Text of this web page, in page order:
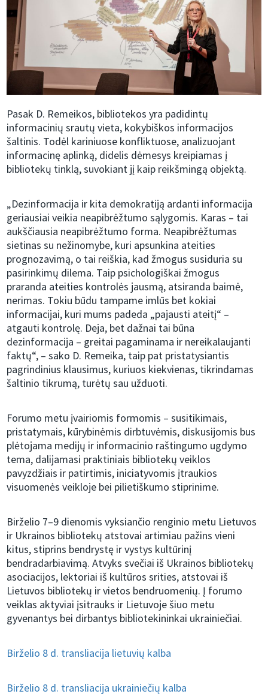
Pasak D. Remeikos, bibliotekos yra padidintų
informacinių srautų vieta, kokybiškos informacijos
šaltinis. Todėl kariniuose konfliktuose, analizuojant
informacinę aplinką, didelis dėmesys kreipiamas į
bibliotekų tinklą, suvokiant jį kaip reikšmingą objektą.
„Dezinformacija ir kita demokratiją ardanti informacija
geriausiai veikia neapibrėžtumo sąlygomis. Karas – tai
aukščiausia neapibrėžtumo forma. Neapibrėžtumas
sietinas su nežinomybe, kuri apsunkina ateities
prognozavimą, o tai reiškia, kad žmogus susiduria su
pasirinkimų dilema. Taip psichologiškai žmogus
praranda ateities kontrolės jausmą, atsiranda baimė,
nerimas. Tokiu būdu tampame imlūs bet kokiai
informacijai, kuri mums padeda „pajausti ateitį“ –
atgauti kontrolę. Deja, bet dažnai tai būna
dezinformacija – greitai pagaminama ir nereikalaujanti
faktų“, – sako D. Remeika, taip pat pristatysiantis
pagrindinius klausimus, kuriuos kiekvienas, tikrindamas
šaltinio tikrumą, turėtų sau užduoti.
Forumo metu įvairiomis formomis – susitikimais,
pristatymais, kūrybinėmis dirbtuvėmis, diskusijomis bus
plėtojama medijų ir informacinio raštingumo ugdymo
tema, dalijamasi praktiniais bibliotekų veiklos
pavyzdžiais ir patirtimis, iniciatyvomis įtraukios
visuomenės veikloje bei pilietiškumo stiprinime.
Birželio 7–9 dienomis vyksiančio renginio metu Lietuvos
ir Ukrainos bibliotekų atstovai artimiau pažins vieni
kitus, stiprins bendrystę ir vystys kultūrinį
bendradarbiavimą. Atvyks svečiai iš Ukrainos bibliotekų
asociacijos, lektoriai iš kultūros srities, atstovai iš
Lietuvos bibliotekų ir vietos bendruomenių. Į forumo
veiklas aktyviai įsitrauks ir Lietuvoje šiuo metu
gyvenantys bei dirbantys bibliotekininkai ukrainiečiai.
Birželio 8 d. transliacija lietuvių kalba
Birželio 8 d. transliacija ukrainiečių kalba